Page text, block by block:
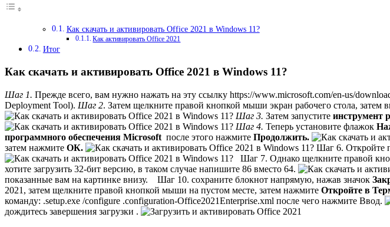
Как скачать и активировать Office 2021 в Windows 11?
Как активировать Office 2021
Итог
Как скачать и активировать Office 2021 в Windows 11?
Шаг 1. Прежде всего, вам нужно нажать на эту ссылку https://www.microsoft.com/en-us/
Deployment Tool). Шаг 2. Затем щелкните правой кнопкой мыши экран рабочего стола, затем
Шаг 3. Затем запустите инструмент
Шаг 4. Теперь установите флажок
программного обеспечения Microsoft после этого нажмите Продолжить.
затем нажмите ОК.
Шаг 6. Откройте
Шаг 7. Однако щелкните правой
хотите загрузить 32-бит версию, в таком случае напишите 86 вместо 64.
показанные вам на картинке внизу.
Шаг 10. сохраните блокнот напрямую, нажав значок
2021, затем щелкните правой кнопкой мыши на пустом месте, затем нажмите Откройте в
команду: .setup.exe /configure .configuration-Office2021Enterprise.xml после чего нажмите Ввод.
дождитесь завершения загрузки .